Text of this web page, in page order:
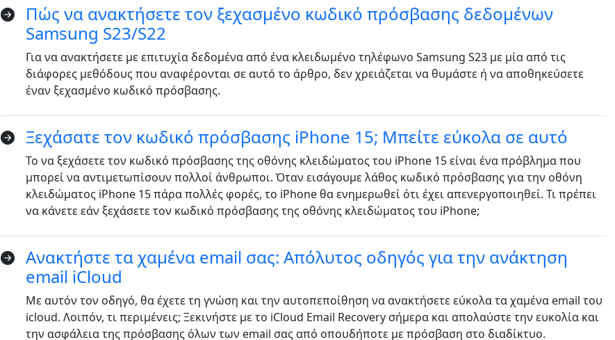
Πώς να ανακτήσετε τον ξεχασμένο κωδικό πρόσβασης δεδομένων
Samsung S23/S22
Για να ανακτήσετε με επιτυχία δεδομένα από ένα κλειδωμένο τηλέφωνο Samsung S23 με μία από τις
διάφορες μεθόδους που αναφέρονται σε αυτό το άρθρο, δεν χρειάζεται να θυμάστε ή να αποθηκεύσετε
έναν ξεχασμένο κωδικό πρόσβασης.
Ξεχάσατε τον κωδικό πρόσβασης iPhone 15; Μπείτε εύκολα σε αυτό
Το να ξεχάσετε τον κωδικό πρόσβασης της οθόνης κλειδώματος του iPhone 15 είναι ένα πρόβλημα που
μπορεί να αντιμετωπίσουν πολλοί άνθρωποι. Όταν εισάγουμε λάθος κωδικό πρόσβασης για την οθόνη
κλειδώματος iPhone 15 πάρα πολλές φορές, το iPhone θα ενημερωθεί ότι έχει απενεργοποιηθεί. Τι πρέπει
να κάνετε εάν ξεχάσετε τον κωδικό πρόσβασης της οθόνης κλειδώματος του iPhone;
Ανακτήστε τα χαμένα email σας: Απόλυτος οδηγός για την ανάκτηση
email iCloud
Με αυτόν τον οδηγό, θα έχετε τη γνώση και την αυτοπεποίθηση να ανακτήσετε εύκολα τα χαμένα email του
icloud. Λοιπόν, τι περιμένεις; Ξεκινήστε με το iCloud Email Recovery σήμερα και απολαύστε την ευκολία και
την ασφάλεια της πρόσβασης όλων των email σας από οπουδήποτε με πρόσβαση στο διαδίκτυο.